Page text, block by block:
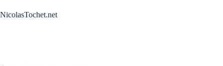
au
NicolasTochet.net